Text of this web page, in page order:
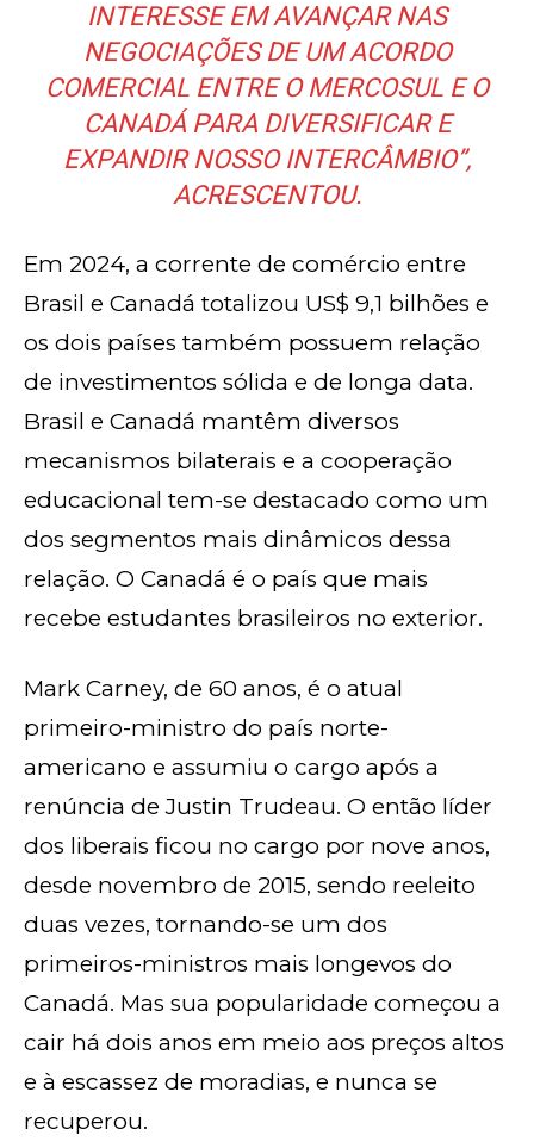
INTERESSE EM AVANÇAR NAS
NEGOCIAÇÕES DE UM ACORDO
COMERCIAL ENTRE O MERCOSUL E O
CANADÁ PARA DIVERSIFICAR E
EXPANDIR NOSSO INTERCÂMBIO”,
ACRESCENTOU.
Em 2024, a corrente de comércio entre
Brasil e Canadá totalizou US$ 9,1 bilhões e
os dois países também possuem relação
de investimentos sólida e de longa data.
Brasil e Canadá mantêm diversos
mecanismos bilaterais e a cooperação
educacional tem-se destacado como um
dos segmentos mais dinâmicos dessa
relação. O Canadá é o país que mais
recebe estudantes brasileiros no exterior.
Mark Carney, de 60 anos, é o atual
primeiro-ministro do país norte-
americano e assumiu o cargo após a
renúncia de Justin Trudeau. O então líder
dos liberais ficou no cargo por nove anos,
desde novembro de 2015, sendo reeleito
duas vezes, tornando-se um dos
primeiros-ministros mais longevos do
Canadá. Mas sua popularidade começou a
cair há dois anos em meio aos preços altos
e à escassez de moradias, e nunca se
recuperou.